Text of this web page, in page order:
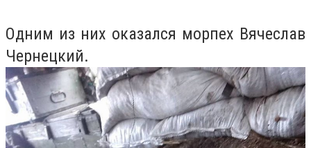
Одним из них оказался морпех Вячеслав
Чернецкий.